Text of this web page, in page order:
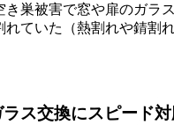
き巣被害で窓や扉のガラ
れていた（熱割れや錆割
ス交換にスピード